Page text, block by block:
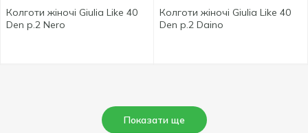
Колготи жіночі Giulia Like 40
Den р.2 Nero
Колготи жіночі Giulia Like 40
Den р.2 Daino
Показати ще